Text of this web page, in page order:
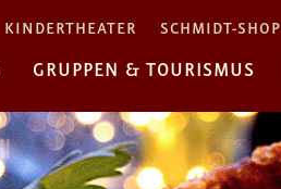
KINDERTHEATER SCHMIDT-SHOP
GRUPPEN & TOURISMUS